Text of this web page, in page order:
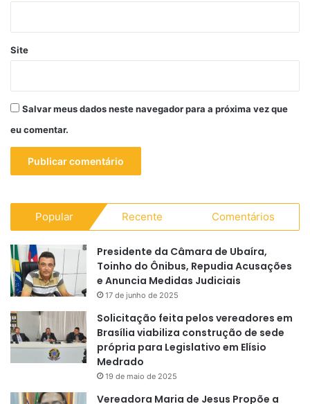
Site
Salvar meus dados neste navegador para a próxima vez que
eu comentar.
Popular Recente Comentários
Presidente da Câmara de Ubaíra,
Toinho do Ônibus, Repudia Acusações
e Anuncia Medidas Judiciais
17 de junho de 2025
Solicitação feita pelos vereadores em
Brasília viabiliza construção de sede
própria para Legislativo em Elísio
Medrado
19 de maio de 2025
Vereadora Maria de Jesus Propõe a